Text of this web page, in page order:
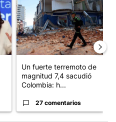
Un fuerte terremoto de
magnitud 7,4 sacudió
Colombia: h...
27 comentarios